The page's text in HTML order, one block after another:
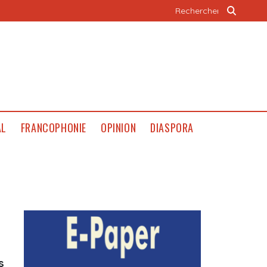
FRANCOPHONIE OPINION DIASPORA